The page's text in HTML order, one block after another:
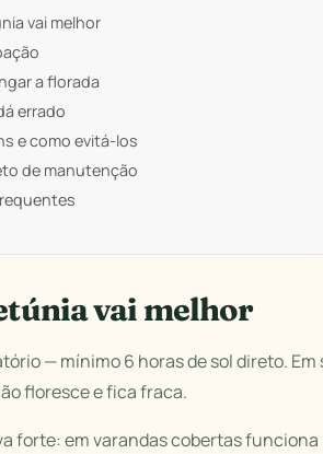
vai melhor
a florada
errado
e como evitá-los
de manutenção
vai melhor
— mínimo 6 horas de sol direto. Em
floresce e fica fraca.
forte: em varandas cobertas